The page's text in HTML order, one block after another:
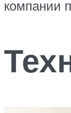
компании